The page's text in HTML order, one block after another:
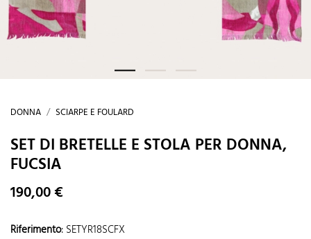
DONNA SCIARPE E FOULARD
SET DI BRETELLE E STOLA PER DONNA,
FUCSIA
190,00 €
Riferimento: SETYR18SCFX